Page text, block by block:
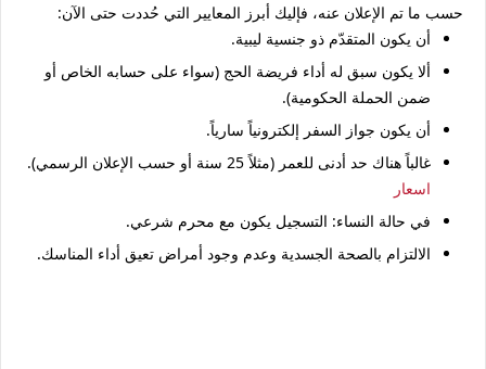
حسب ما تم الإعلان عنه، فإليك أبرز المعايير التي حُددت حتى الآن:
أن يكون المتقدّم ذو جنسية ليبية.
ألا يكون سبق له أداء فريضة الحج (سواء على حسابه الخاص أو
ضمن الحملة الحكومية).
أن يكون جواز السفر إلكترونياً سارياً.
غالباً هناك حد أدنى للعمر (مثلاً 25 سنة أو حسب الإعلان الرسمي).
اسعار
في حالة النساء: التسجيل يكون مع محرم شرعي.
الالتزام بالصحة الجسدية وعدم وجود أمراض تعيق أداء المناسك.